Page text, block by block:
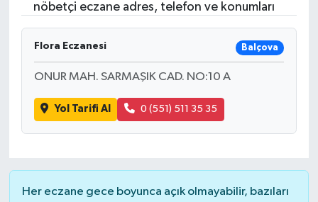
nöbetçi eczane adres, telefon ve konumları
Flora Eczanesi Balçova
ONUR MAH. SARMAŞIK CAD. NO:10 A
Yol Tarifi Al 0 (551) 511 35 35
Her eczane gece boyunca açık olmayabilir, bazıları